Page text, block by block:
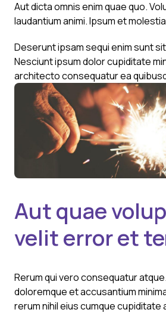
Aut dicta omnis enim quae quo.
laudantium animi. Ipsum et
Deserunt ipsam sequi enim sunt
Nesciunt ipsum dolor cupiditate
architecto consequatur ea
Aut quae
velit error et
Rerum qui vero consequatur
doloremque et accusantium
rerum nihil eius cumque cupiditate